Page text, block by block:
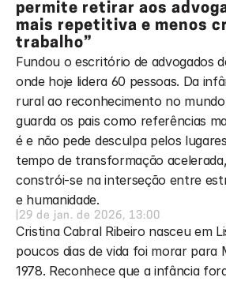
permite retirar aos
mais repetitiva e menos
trabalho”
Fundou o escritório de advogados
onde hoje lidera 60 pessoas. Da
rural ao reconhecimento no
guarda os pais como referências
é e não pede desculpa pelos
tempo de transformação
constrói-se na interseção entre
e humanidade.
29 de jan. de 2026, 13:00
Cristina Cabral Ribeiro nasceu em
poucos dias de vida foi morar para
1978. Reconhece que a infância